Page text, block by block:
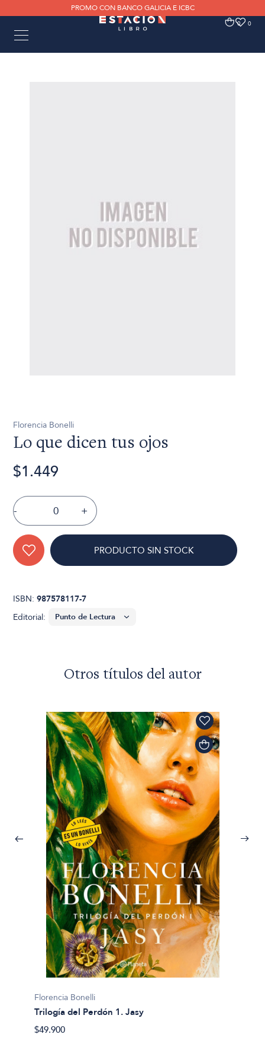
PROMO CON BANCO GALICIA E ICBC
0 0
Florencia Bonelli
Lo que dicen tus ojos
$1.449
- +
PRODUCTO SIN STOCK
ISBN:987578117-7
Editorial:
Otros títulos del autor
Florencia Bonelli
Trilogía del Perdón 1. Jasy
$49.900